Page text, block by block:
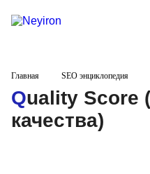
Главная SEO энциклопедия
Quality Score (Показатель
качества)